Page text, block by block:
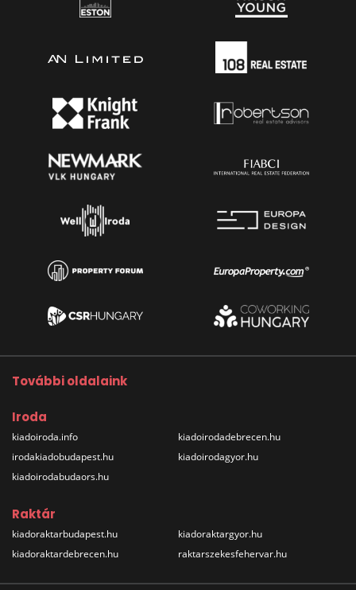
További oldalaink
Iroda
kiadoiroda.info
irodakiadobudapest.hu
kiadoirodabudaors.hu
kiadoirodadebrecen.hu
kiadoirodagyor.hu
Raktár
kiadoraktarbudapest.hu
kiadoraktardebrecen.hu
kiadoraktargyor.hu
raktarszekesfehervar.hu